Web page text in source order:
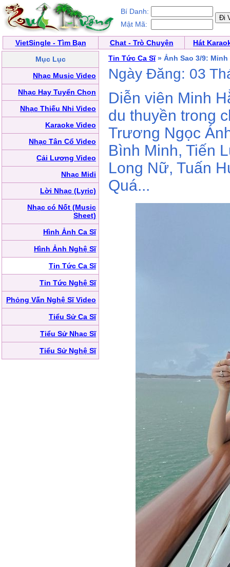
Bí Danh:
Mật Mã:
VietSingle - Tìm Bạn Chat - Trò Chuyện
Hát
Mục Lục
Nhạc Music Video
Nhạc Hay Tuyển Chọn
Nhạc Thiếu Nhi Video
Karaoke Video
Nhạc Tân Cổ Video
Cải Lương Video
Nhạc Midi
Lời Nhạc (Lyric)
Nhạc có Nốt (Music
Sheet)
Hình Ảnh Ca Sĩ
Hình Ảnh Nghệ Sĩ
Tin Tức Ca Sĩ
Tin Tức Nghệ Sĩ
Phỏng Vấn Nghệ Sĩ Video
Tiểu Sử Ca Sĩ
Tiểu Sử Nhạc Sĩ
Tiểu Sử Nghệ Sĩ
Tin Tức Ca Sĩ» Ảnh Sao 3/9: Minh
Ngày Đăng: 03
Diễn viên Minh
du thuyền trong
Trương Ngọc
Bình Minh, Tiến
Long Nữ, Tuấn
Quá...